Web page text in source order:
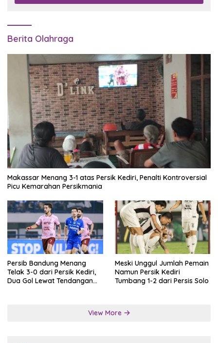
Berita Olahraga
Makassar Menang 3-1 atas Persik Kediri, Penalti Kontroversial
Picu Kemarahan Persikmania
Persib Bandung Menang
Telak 3-0 dari Persik Kediri,
Dua Gol Lewat Tendangan
Meski Unggul Jumlah Pemain
Namun Persik Kediri
Tumbang 1-2 dari Persis Solo
View More